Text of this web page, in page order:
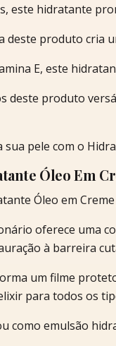
este hidratante
deste produto cria
E, este
deste produto
pele com o
Óleo Em
Óleo em
oferece uma
à barreira
um filme
para todos os
como emulsão